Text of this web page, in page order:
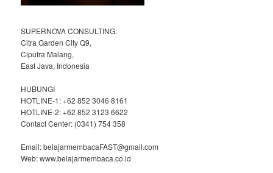
SUPERNOVA CONSULTING:
Citra Garden City Q9,
Ciputra Malang,
East Java, Indonesia
HUBUNGI
HOTLINE-1: +62 852 3046 8161
HOTLINE-2: +62 852 3123 6622
Contact Center: (0341) 754 358
Email: belajarmembacaFAST@gmail.com
Web: www.belajarmembaca.co.id